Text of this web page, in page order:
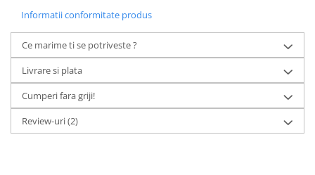
Informatii conformitate produs
Ce marime ti se potriveste ?
Livrare si plata
Cumperi fara griji!
Review-uri(2)